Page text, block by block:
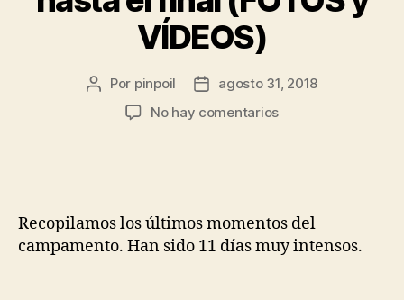
VÍDEOS)
Por pinpoil
agosto 31, 2018
No hay comentarios
Recopilamos los últimos momentos del
campamento. Han sido 11 días muy intensos.